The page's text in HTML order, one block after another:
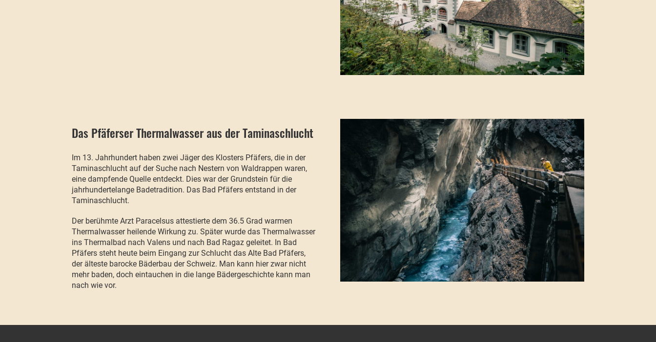
Das Pfäferser Thermalwasser aus der Taminaschlucht
Im 13. Jahrhundert haben zwei Jäger des Klosters Pfäfers, die in der
Taminaschlucht auf der Suche nach Nestern von Waldrappen waren,
eine dampfende Quelle entdeckt. Dies war der Grundstein für die
jahrhundertelange Badetradition. Das Bad Pfäfers entstand in der
Taminaschlucht.
Der berühmte Arzt Paracelsus attestierte dem 36.5 Grad warmen
Thermalwasser heilende Wirkung zu. Später wurde das Thermalwasser
ins Thermalbad nach Valens und nach Bad Ragaz geleitet. In Bad
Pfäfers steht heute beim Eingang zur Schlucht das Alte Bad Pfäfers,
der älteste barocke Bäderbau der Schweiz. Man kann hier zwar nicht
mehr baden, doch eintauchen in die lange Bädergeschichte kann man
nach wie vor.